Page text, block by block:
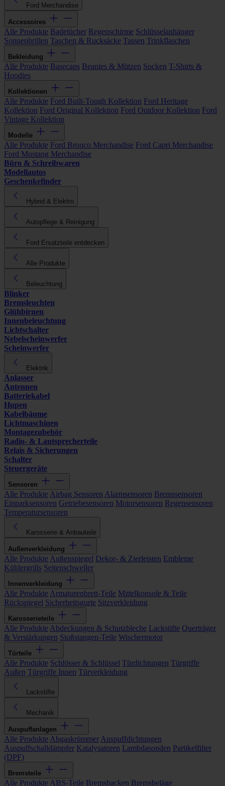
Ford Merchandise
Accessoires
Alle Produkte Badetücher Regenschirme Schlüsselanhänger
Sonnenbrillen Taschen & Rucksäcke Tassen Trinkflaschen
Bekleidung
Alle Produkte Basecaps Beanies & Mützen Socken T-Shirts &
Hoodies
Kollektionen
Alle Produkte Ford Built-Tough Kollektion Ford Heritage
Kollektion Ford Original Kollektion Ford Outdoor Kollektion Ford
Vintage Kollektion
Modelle
Alle Produkte Ford Bronco Merchandise Ford Capri Merchandise
Ford Mustang Merchandise
Büro & Schreibwaren
Modellautos
Geschenkefinder
Hybrid & Elektro
Autopflege & Reinigung
Ford Ersatzteile entdecken
Alle Produkte
Beleuchtung
Blinker
Bremsleuchten
Glühbirnen
Innenbeleuchtung
Lichtschalter
Nebelscheinwerfer
Scheinwerfer
Elektrik
Anlasser
Antennen
Batteriekabel
Hupen
Kabelbäume
Lichtmaschinen
Montagezubehör
Radio- & Lautsprecherteile
Relais & Sicherungen
Schalter
Steuergeräte
Sensoren
Alle Produkte Airbag Sensoren Alarmsensoren Bremssensoren
Einparksensoren Getriebesensoren Motorsensoren Regensensoren
Temperatursensoren
Karosserie & Anbauteile
Außenverkleidung
Alle Produkte Außenspiegel Dekor- & Zierleisten Embleme
Kühlergrills Seitenschweller
Innenverkleidung
Alle Produkte Armaturenbrett-Teile Mittelkonsole & Teile
Rückspiegel Sicherheitsgurte Sitzverkleidung
Karosserieteile
Alle Produkte Abdeckungen & Schutzbleche Lackstifte Querträger
& Verstärkungen Stoßstangen-Teile Wischermotor
Türteile
Alle Produkte Schlösser & Schlüssel Türdichtungen Türgriffe
Außen Türgriffe Innen Türverkleidung
Lackstifte
Mechanik
Auspuffanlagen
Alle Produkte Abgaskrümmer Auspuffdichtungen
Auspuffschalldämpfer Katalysatoren Lambdasonden Partikelfilter
(DPF)
Bremsteile
Alle Produkte ABS-Teile Bremsbacken Bremsbeläge